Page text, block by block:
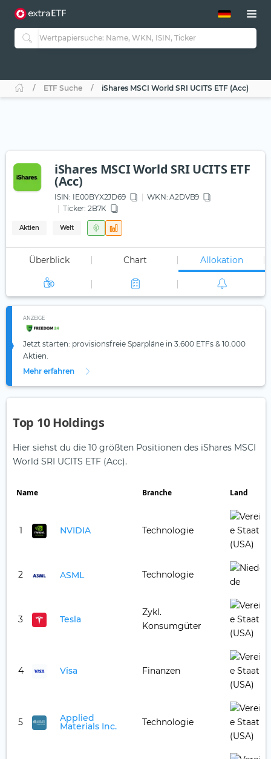
ETF-Guide 2.0
Guide Aktive ETFs
ETF-Sparpläne
ETF Suche iShares MSCI World SRI UCITS ETF (Acc)
iShares MSCI World SRI UCITS ETF
(Acc)
ISIN: IE00BYX2JD69 WKN: A2DVB9
Ticker: 2B7K
Aktien Welt
Überblick Chart Allokation
ANZEIGE
Jetzt starten: provisionsfreie Sparpläne in 3.600 ETFs & 10.000
Aktien.
Mehr erfahren
Top 10 Holdings
Hier siehst du die 10 größten Positionen des iShares MSCI
World SRI UCITS ETF (Acc).
Name Branche Land
1 NVIDIA Technologie
2 ASML Technologie
3 Tesla
Zykl.
Konsumgüter
4 Visa Finanzen
5 Applied
Materials Inc. Technologie